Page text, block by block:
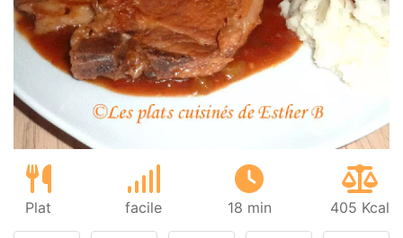
Plat facile 18 min 405 Kcal